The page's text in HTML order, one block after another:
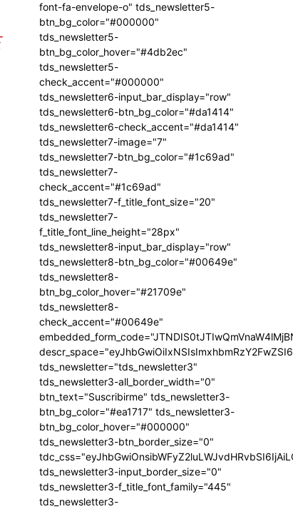
font-fa-envelope-o" tds_newsletter5-
btn_bg_color="#000000"
tds_newsletter5-
btn_bg_color_hover="#4db2ec"
tds_newsletter5-
check_accent="#000000"
tds_newsletter6-input_bar_display="row"
tds_newsletter6-btn_bg_color="#da1414"
tds_newsletter6-check_accent="#da1414"
tds_newsletter7-image="7"
tds_newsletter7-btn_bg_color="#1c69ad"
tds_newsletter7-
check_accent="#1c69ad"
tds_newsletter7-f_title_font_size="20"
tds_newsletter7-
f_title_font_line_height="28px"
tds_newsletter8-input_bar_display="row"
tds_newsletter8-btn_bg_color="#00649e"
tds_newsletter8-
btn_bg_color_hover="#21709e"
tds_newsletter8-
check_accent="#00649e"
tds_newsletter="tds_newsletter3"
tds_newsletter3-all_border_width="0"
btn_text="Suscribirme" tds_newsletter3-
btn_bg_color="#ea1717" tds_newsletter3-
btn_bg_color_hover="#000000"
tds_newsletter3-btn_border_size="0"
tds_newsletter3-input_border_size="0"
tds_newsletter3-f_title_font_family="445"
tds_newsletter3-